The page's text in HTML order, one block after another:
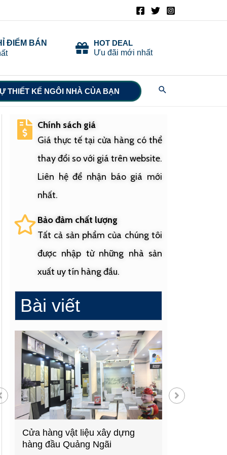
ĐIỂM BÁN
HOT DEAL
Ưu đãi mới nhất
THIẾT KẾ NGÔI NHÀ CỦA BẠN Search
Chính sách giá
Giá thực tế tại cửa hàng có thể
thay đổi so với giá trên website.
Liên hệ để nhận báo giá mới
nhất.
Bảo đảm chất lượng
Tất cả sản phẩm của chúng tôi
được nhập từ những nhà sản
xuất uy tín hàng đầu.
Bài viết
Cửa hàng vật liệu xây dựng
hàng đầu Quảng Ngãi